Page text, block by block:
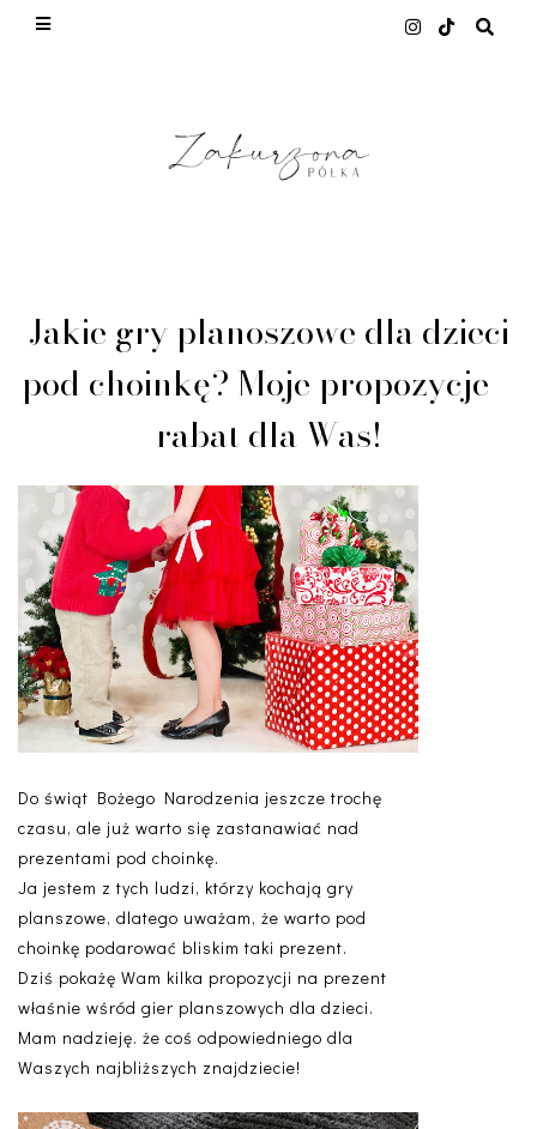
Jakie gry planoszowe dla dzieci
pod choinkę? Moje propozycje +
rabat dla Was!
Do świąt Bożego Narodzenia jeszcze trochę
czasu, ale już warto się zastanawiać nad
prezentami pod choinkę.
Ja jestem z tych ludzi, którzy kochają gry
planszowe, dlatego uważam, że warto pod
choinkę podarować bliskim taki prezent.
Dziś pokażę Wam kilka propozycji na prezent
właśnie wśród gier planszowych dla dzieci.
Mam nadzieję. że coś odpowiedniego dla
Waszych najbliższych znajdziecie!
This site uses cookies from Google to deliver its
statistics, and to detect and address abuse.
LEARN MORE GOT IT